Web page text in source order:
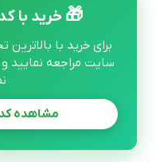
🎁 خرید با
برای خرید با
سایت مراجعه نمایید
مشاهده